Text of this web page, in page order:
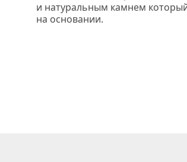
и натуральным камнем
на основании.